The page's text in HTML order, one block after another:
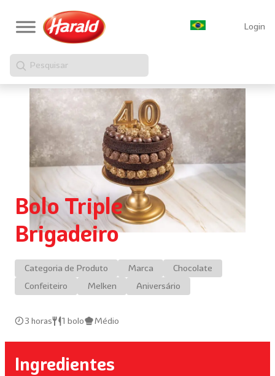
Login
Pesquisar
Bolo Triple
Brigadeiro
Categoria de Produto Marca
Chocolate
Confeiteiro
Melken Aniversário
3 horas 1 bolo Médio
Ingredientes